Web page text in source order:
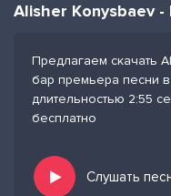
Alisher Konysbaev
Предлагаем скачать
бар премьера песни
длительностью 2:55
бесплатно